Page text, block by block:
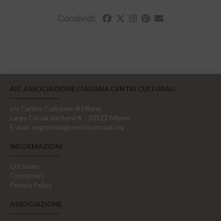
Condividi:
AIC ASSOCIAZIONE ITALIANA CENTRI CULTURALI
c/o Centro Culturale di Milano
Largo Corsia dei Servi 4, - 20122 Milano
E-mail: segreteria@centriculturali.org
INFORMAZIONI
Chi siamo
Contattaci
Privacy Policy
ASSOCIAZIONE